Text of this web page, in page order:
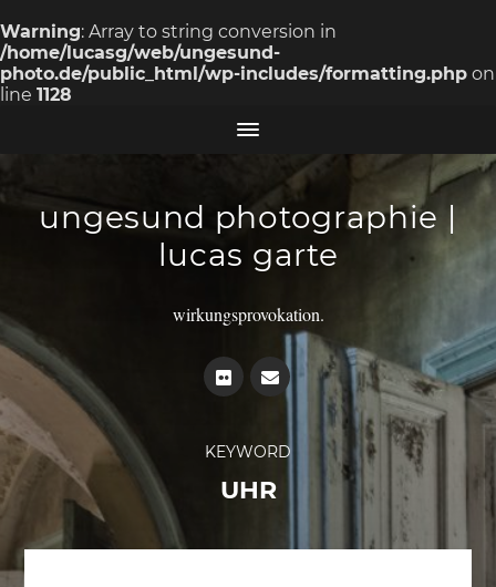
Warning: Array to string conversion in
/home/lucasg/web/ungesund-
photo.de/public_html/wp-includes/formatting.php on
line 1128
ungesund photographie |
lucas garte
wirkungsprovokation.
KEYWORD
UHR